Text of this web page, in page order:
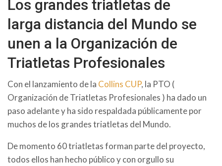
Los grandes triatletas de
larga distancia del Mundo se
unen a la Organización de
Triatletas Profesionales
Con el lanzamiento de la Collins CUP, la PTO (
Organización de Triatletas Profesionales ) ha dado un
paso adelante y ha sido respaldada públicamente por
muchos de los grandes triatletas del Mundo.
De momento 60 triatletas forman parte del proyecto,
todos ellos han hecho público y con orgullo su